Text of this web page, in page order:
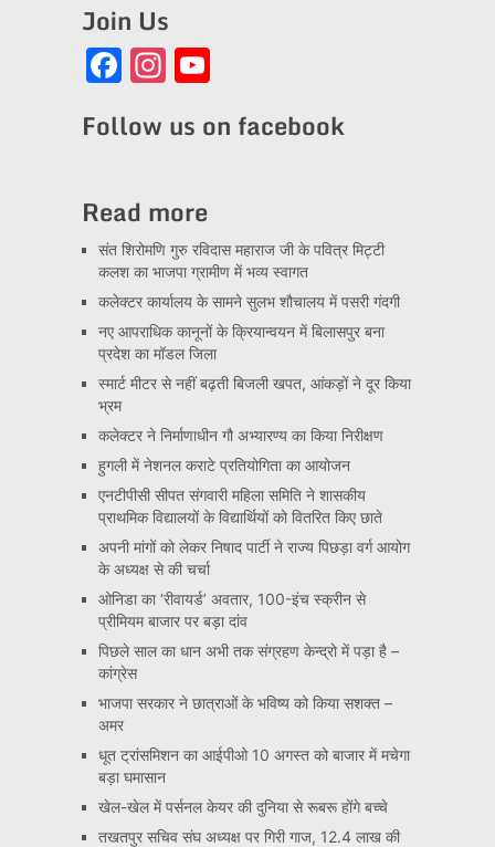
Join Us
Facebook
Instagram
YouTube
Follow us on facebook
Read more
संत शिरोमणि गुरु रविदास महाराज जी के पवित्र मिट्टी
कलश का भाजपा ग्रामीण में भव्य स्वागत
कलेक्टर कार्यालय के सामने सुलभ शौचालय में पसरी गंदगी
नए आपराधिक कानूनों के क्रियान्वयन में बिलासपुर बना
प्रदेश का मॉडल जिला
स्मार्ट मीटर से नहीं बढ़ती बिजली खपत, आंकड़ों ने दूर किया
भ्रम
कलेक्टर ने निर्माणाधीन गौ अभ्यारण्य का किया निरीक्षण
हुगली में नेशनल कराटे प्रतियोगिता का आयोजन
एनटीपीसी सीपत संगवारी महिला समिति ने शासकीय
प्राथमिक विद्यालयों के विद्यार्थियों को वितरित किए छाते
अपनी मांगों को लेकर निषाद पार्टी ने राज्य पिछड़ा वर्ग आयोग
के अध्यक्ष से की चर्चा
ओनिडा का ‘रीवायर्ड’ अवतार, 100-इंच स्क्रीन से
प्रीमियम बाजार पर बड़ा दांव
पिछले साल का धान अभी तक संग्रहण केन्द्रो में पड़ा है –
कांग्रेस
भाजपा सरकार ने छात्राओं के भविष्य को किया सशक्त –
अमर
धूत ट्रांसमिशन का आईपीओ 10 अगस्त को बाजार में मचेगा
बड़ा घमासान
खेल-खेल में पर्सनल केयर की दुनिया से रूबरू होंगे बच्चे
तखतपुर सचिव संघ अध्यक्ष पर गिरी गाज, 12.4 लाख की